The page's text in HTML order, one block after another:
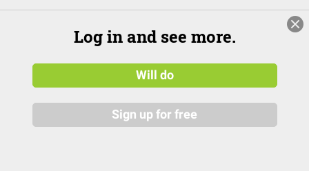
Log in and see more.
Will do
Sign up for free